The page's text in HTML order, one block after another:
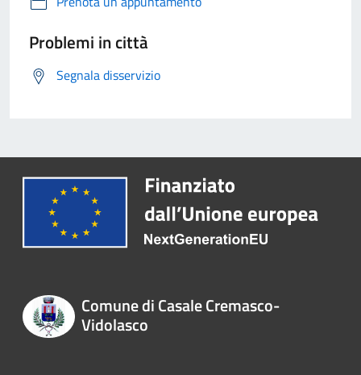
Problemi in città
Segnala disservizio
Comune di Casale Cremasco-
Vidolasco